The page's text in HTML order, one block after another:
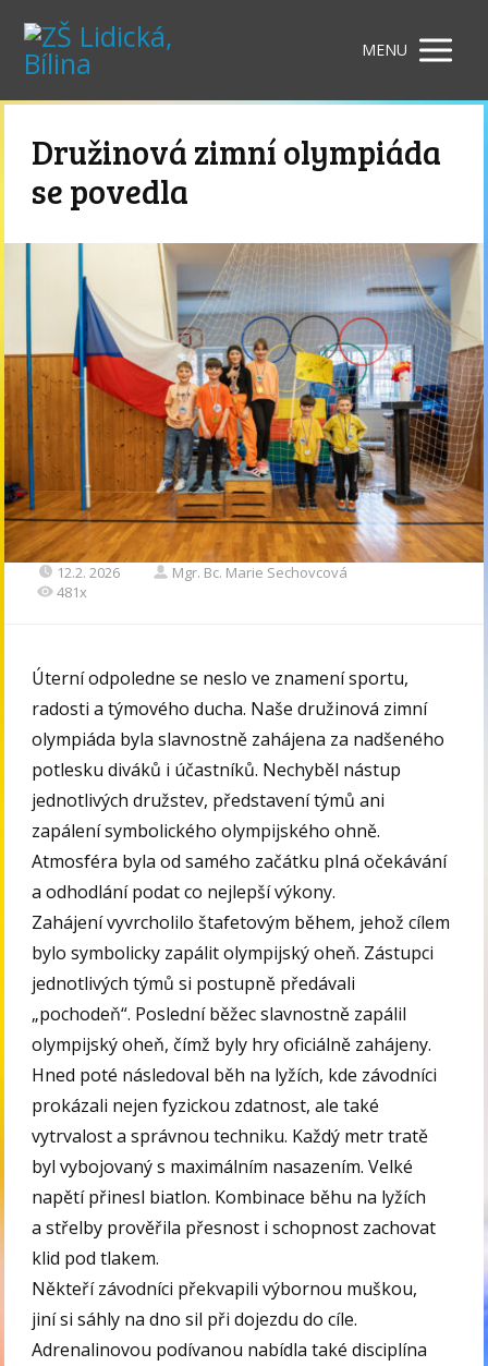
MENU
Družinová zimní olympiáda
se povedla
12.2. 2026
Mgr. Bc. Marie Sechovcová
481x
Úterní odpoledne se neslo ve znamení sportu,
radosti a týmového ducha. Naše družinová zimní
olympiáda byla slavnostně zahájena za nadšeného
potlesku diváků i účastníků. Nechyběl nástup
jednotlivých družstev, představení týmů ani
zapálení symbolického olympijského ohně.
Atmosféra byla od samého začátku plná očekávání
a odhodlání podat co nejlepší výkony.
Zahájení vyvrcholilo štafetovým během, jehož cílem
bylo symbolicky zapálit olympijský oheň. Zástupci
jednotlivých týmů si postupně předávali
„pochodeň“. Poslední běžec slavnostně zapálil
olympijský oheň, čímž byly hry oficiálně zahájeny.
Hned poté následoval běh na lyžích, kde závodníci
prokázali nejen fyzickou zdatnost, ale také
vytrvalost a správnou techniku. Každý metr tratě
byl vybojovaný s maximálním nasazením. Velké
napětí přinesl biatlon. Kombinace běhu na lyžích
a střelby prověřila přesnost i schopnost zachovat
klid pod tlakem.
Někteří závodníci překvapili výbornou muškou,
jiní si sáhly na dno sil při dojezdu do cíle.
Adrenalinovou podívanou nabídla také disciplína